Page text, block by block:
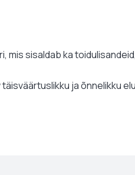
sisaldab ka
ja õnnelikku